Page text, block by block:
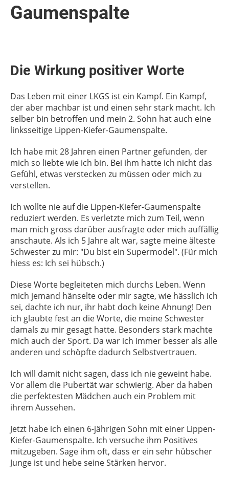
Gaumenspalte
Die Wirkung positiver Worte
Das Leben mit einer LKGS ist ein Kampf. Ein Kampf,
der aber machbar ist und einen sehr stark macht. Ich
selber bin betroffen und mein 2. Sohn hat auch eine
linksseitige Lippen-Kiefer-Gaumenspalte.
Ich habe mit 28 Jahren einen Partner gefunden, der
mich so liebte wie ich bin. Bei ihm hatte ich nicht das
Gefühl, etwas verstecken zu müssen oder mich zu
verstellen.
Ich wollte nie auf die Lippen-Kiefer-Gaumenspalte
reduziert werden. Es verletzte mich zum Teil, wenn
man mich gross darüber ausfragte oder mich auffällig
anschaute. Als ich 5 Jahre alt war, sagte meine älteste
Schwester zu mir: "Du bist ein Supermodel". (Für mich
hiess es: Ich sei hübsch.)
Diese Worte begleiteten mich durchs Leben. Wenn
mich jemand hänselte oder mir sagte, wie hässlich ich
sei, dachte ich nur, ihr habt doch keine Ahnung! Den
ich glaubte fest an die Worte, die meine Schwester
damals zu mir gesagt hatte. Besonders stark machte
mich auch der Sport. Da war ich immer besser als alle
anderen und schöpfte dadurch Selbstvertrauen.
Ich will damit nicht sagen, dass ich nie geweint habe.
Vor allem die Pubertät war schwierig. Aber da haben
die perfektesten Mädchen auch ein Problem mit
ihrem Aussehen.
Jetzt habe ich einen 6-jährigen Sohn mit einer Lippen-
Kiefer-Gaumenspalte. Ich versuche ihm Positives
mitzugeben. Sage ihm oft, dass er ein sehr hübscher
Junge ist und hebe seine Stärken hervor.